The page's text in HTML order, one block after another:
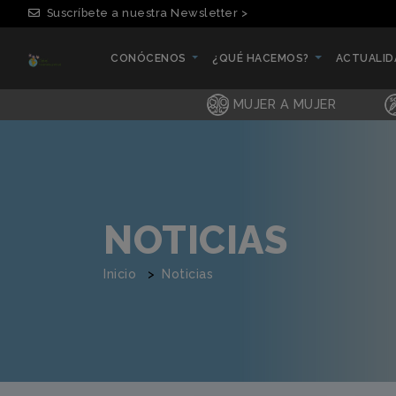
Suscríbete a nuestra Newsletter >
CONÓCENOS
¿QUÉ HACEMOS?
MUJER A MUJER
NOTICIAS
Inicio Noticias